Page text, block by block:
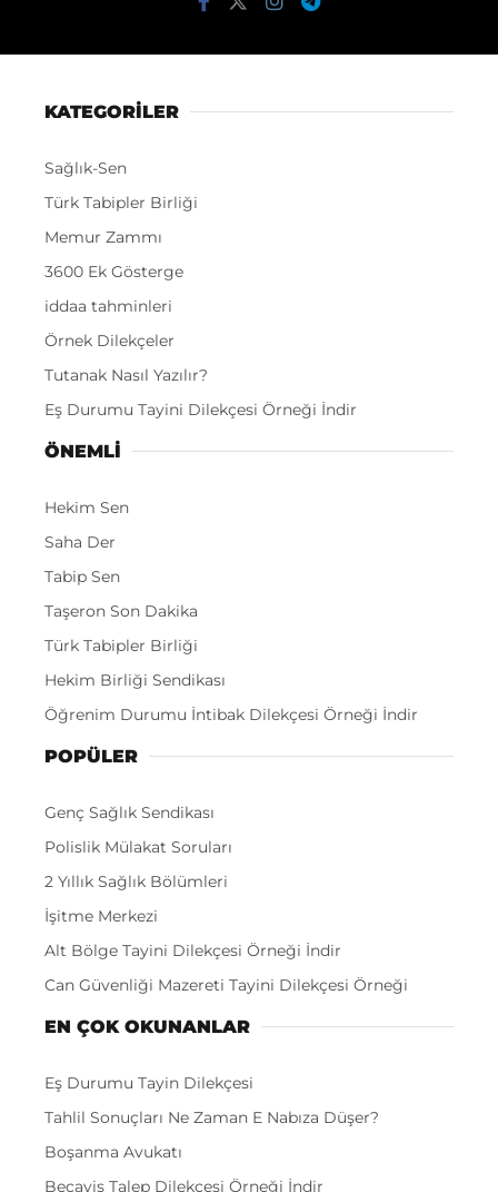
KATEGORİLER
Sağlık-Sen
Türk Tabipler Birliği
Memur Zammı
3600 Ek Gösterge
iddaa tahminleri
Örnek Dilekçeler
Tutanak Nasıl Yazılır?
Eş Durumu Tayini Dilekçesi Örneği İndir
ÖNEMLI
Hekim Sen
Saha Der
Tabip Sen
Taşeron Son Dakika
Türk Tabipler Birliği
Hekim Birliği Sendikası
Öğrenim Durumu İntibak Dilekçesi Örneği İndir
POPÜLER
Genç Sağlık Sendikası
Polislik Mülakat Soruları
2 Yıllık Sağlık Bölümleri
İşitme Merkezi
Alt Bölge Tayini Dilekçesi Örneği İndir
Can Güvenliği Mazereti Tayini Dilekçesi Örneği
EN ÇOK OKUNANLAR
Eş Durumu Tayin Dilekçesi
Tahlil Sonuçları Ne Zaman E Nabıza Düşer?
Boşanma Avukatı
Becayiş Talep Dilekçesi Örneği İndir